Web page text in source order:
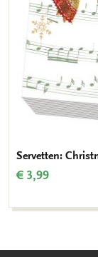
Servetten:
€ 3,99